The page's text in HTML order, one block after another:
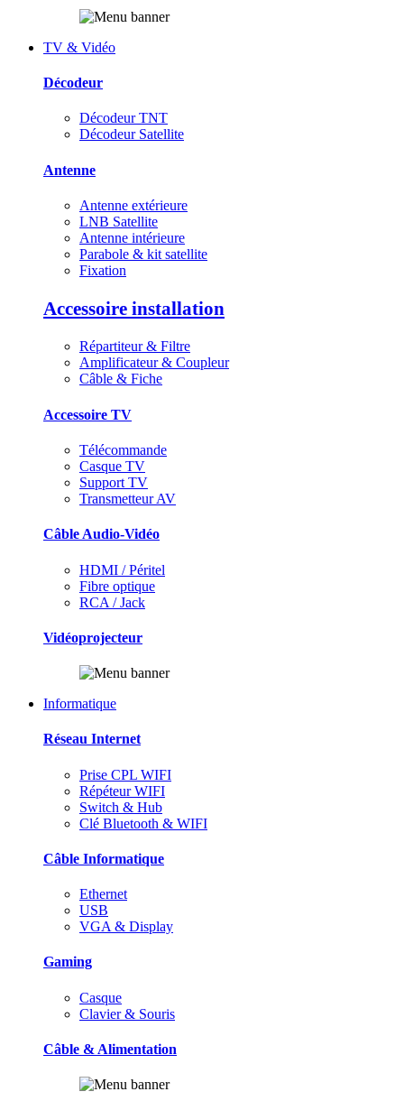
TV & Vidéo
Décodeur
Décodeur TNT
Décodeur Satellite
Antenne
Antenne extérieure
LNB Satellite
Antenne intérieure
Parabole & kit satellite
Fixation
Accessoire installation
Répartiteur & Filtre
Amplificateur & Coupleur
Câble & Fiche
Accessoire TV
Télécommande
Casque TV
Support TV
Transmetteur AV
Câble Audio-Vidéo
HDMI / Péritel
Fibre optique
RCA / Jack
Vidéoprojecteur
Informatique
Réseau Internet
Prise CPL WIFI
Répéteur WIFI
Switch & Hub
Clé Bluetooth & WIFI
Câble Informatique
Ethernet
USB
VGA & Display
Gaming
Casque
Clavier & Souris
Câble & Alimentation